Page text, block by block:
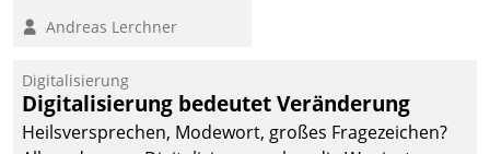
Softwareentwicklungshaus
Andreas Lerchner
Digitalisierung
Digitalisierung bedeutet Veränderung
Heilsversprechen, Modewort, großes Fragezeichen?